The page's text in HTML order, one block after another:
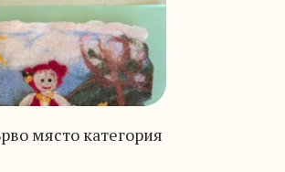
място категория